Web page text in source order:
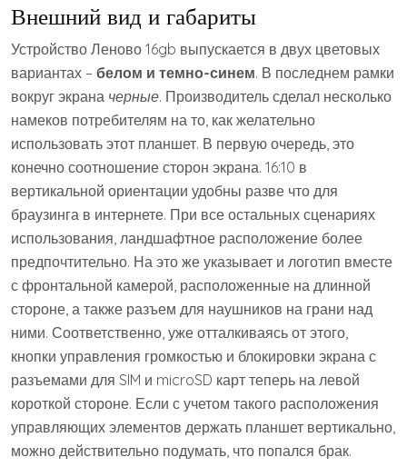
Внешний вид и габариты
Устройство Леново 16gb выпускается в двух цветовых
вариантах – белом и темно-синем. В последнем рамки
вокруг экрана черные. Производитель сделал несколько
намеков потребителям на то, как желательно
использовать этот планшет. В первую очередь, это
конечно соотношение сторон экрана. 16:10 в
вертикальной ориентации удобны разве что для
браузинга в интернете. При все остальных сценариях
использования, ландшафтное расположение более
предпочтительно. На это же указывает и логотип вместе
с фронтальной камерой, расположенные на длинной
стороне, а также разъем для наушников на грани над
ними. Соответственно, уже отталкиваясь от этого,
кнопки управления громкостью и блокировки экрана с
разъемами для SIM и microSD карт теперь на левой
короткой стороне. Если с учетом такого расположения
управляющих элементов держать планшет вертикально,
можно действительно подумать, что попался брак.